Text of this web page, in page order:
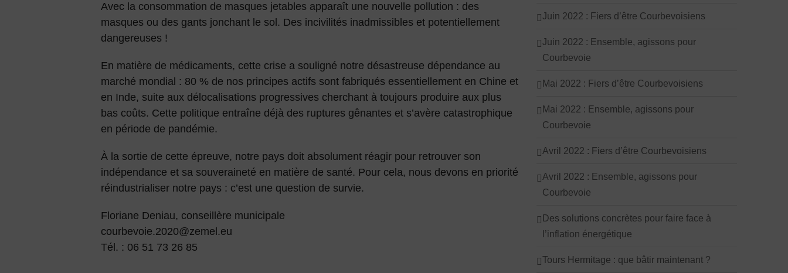
Avec la consommation de masques jetables apparaît une nouvelle pollution : des
masques ou des gants jonchant le sol. Des incivilités inadmissibles et potentiellement
dangereuses !
En matière de médicaments, cette crise a souligné notre désastreuse dépendance au
marché mondial : 80 % de nos principes actifs sont fabriqués essentiellement en Chine et
en Inde, suite aux délocalisations progressives cherchant à toujours produire aux plus
bas coûts. Cette politique entraîne déjà des ruptures gênantes et s’avère catastrophique
en période de pandémie.
À la sortie de cette épreuve, notre pays doit absolument réagir pour retrouver son
indépendance et sa souveraineté en matière de santé. Pour cela, nous devons en priorité
réindustrialiser notre pays : c’est une question de survie.
Floriane Deniau, conseillère municipale
courbevoie.2020@zemel.eu
Tél. : 06 51 73 26 85
Juin 2022 : Fiers d’être Courbevoisiens
Juin 2022 : Ensemble, agissons pour
Courbevoie
Mai 2022 : Fiers d’être Courbevoisiens
Mai 2022 : Ensemble, agissons pour
Courbevoie
Avril 2022 : Fiers d’être Courbevoisiens
Avril 2022 : Ensemble, agissons pour
Courbevoie
Des solutions concrètes pour faire face à
l’inflation énergétique
Tours Hermitage : que bâtir maintenant ?